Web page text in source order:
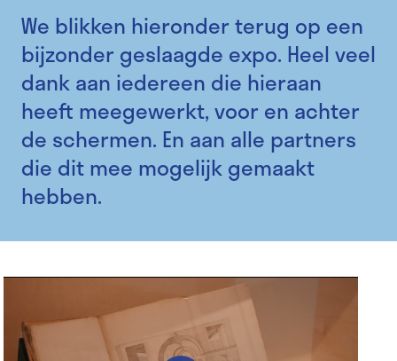
We blikken hieronder terug op een
bijzonder geslaagde expo. Heel veel
dank aan iedereen die hieraan
heeft meegewerkt, voor en achter
de schermen. En aan alle partners
die dit mee mogelijk gemaakt
hebben.